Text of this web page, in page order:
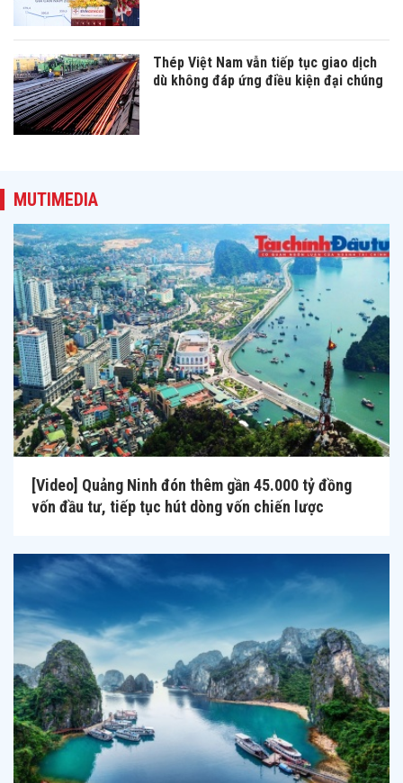
Thép Việt Nam vẫn tiếp tục giao dịch
dù không đáp ứng điều kiện đại chúng
MUTIMEDIA
[Video] Quảng Ninh đón thêm gần 45.000 tỷ đồng
vốn đầu tư, tiếp tục hút dòng vốn chiến lược